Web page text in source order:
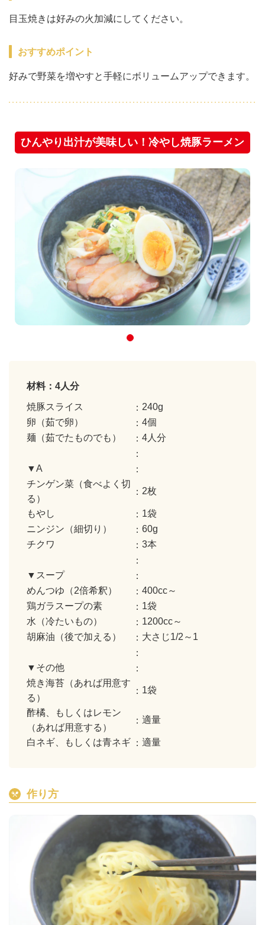
目玉焼きは好みの火加減にしてください。
おすすめポイント
好みで野菜を増やすと手軽にボリュームアップできます。
ひんやり出汁が美味しい！冷やし焼豚ラーメン
材料：4人分
焼豚スライス
240g
卵（茹で卵）
4個
麺（茹でたものでも）
4人分
▼A
チンゲン菜（食べよく切
る）
2枚
もやし
1袋
ニンジン（細切り）
60g
チクワ
3本
▼スープ
めんつゆ（2倍希釈）
400cc～
鶏ガラスープの素
1袋
水（冷たいもの）
1200cc～
胡麻油（後で加える）
大さじ1/2～1
▼その他
焼き海苔（あれば用意す
る）
1袋
酢橘、もしくはレモン
（あれば用意する）
適量
白ネギ、もしくは青ネギ 適量
作り方